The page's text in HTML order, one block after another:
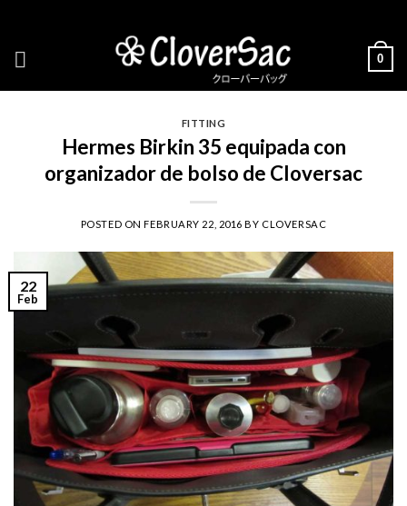
content
0
FITTING
Hermes Birkin 35 equipada con
organizador de bolso de Cloversac
POSTED ONFEBRUARY 22, 2016 BY CLOVERSAC
22
Feb